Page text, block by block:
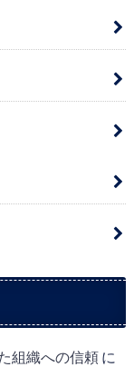
組織への信頼に